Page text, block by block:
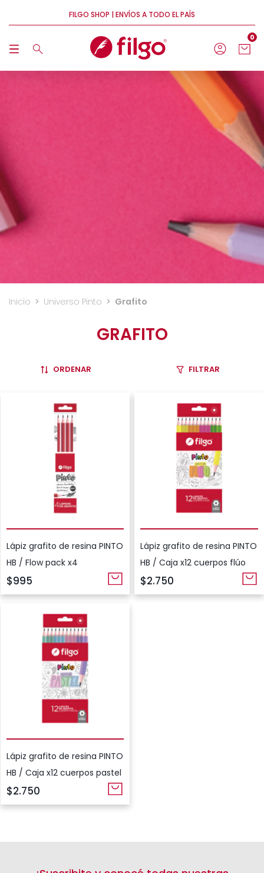
FILGO SHOP | ENVÍOS A TODO EL PAÍS
0
Inicio > Universo Pinto > Grafito
GRAFITO
ORDENAR FILTRAR
Lápiz grafito de resina PINTO
HB / Flow pack x4
$995
Lápiz grafito de resina PINTO
HB / Caja x12 cuerpos flúo
$2.750
Lápiz grafito de resina PINTO
HB / Caja x12 cuerpos pastel
$2.750